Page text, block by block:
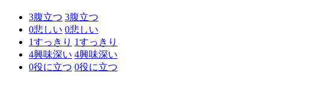
3腹立つ 3腹立つ
0悲しい 0悲しい
1すっきり 1すっきり
4興味深い 4興味深い
0役に立つ 0役に立つ